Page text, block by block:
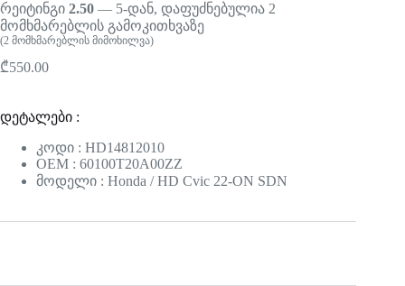
რეიტინგი 2.50 — 5-დან, დაფუძნებულია 2
მომხმარებლის გამოკითხვაზე
(2 მომხმარებლის მიმოხილვა)
₾550.00
დეტალები :
კოდი : HD14812010
OEM : 60100T20A00ZZ
მოდელი : Honda / HD Cvic 22-ON SDN